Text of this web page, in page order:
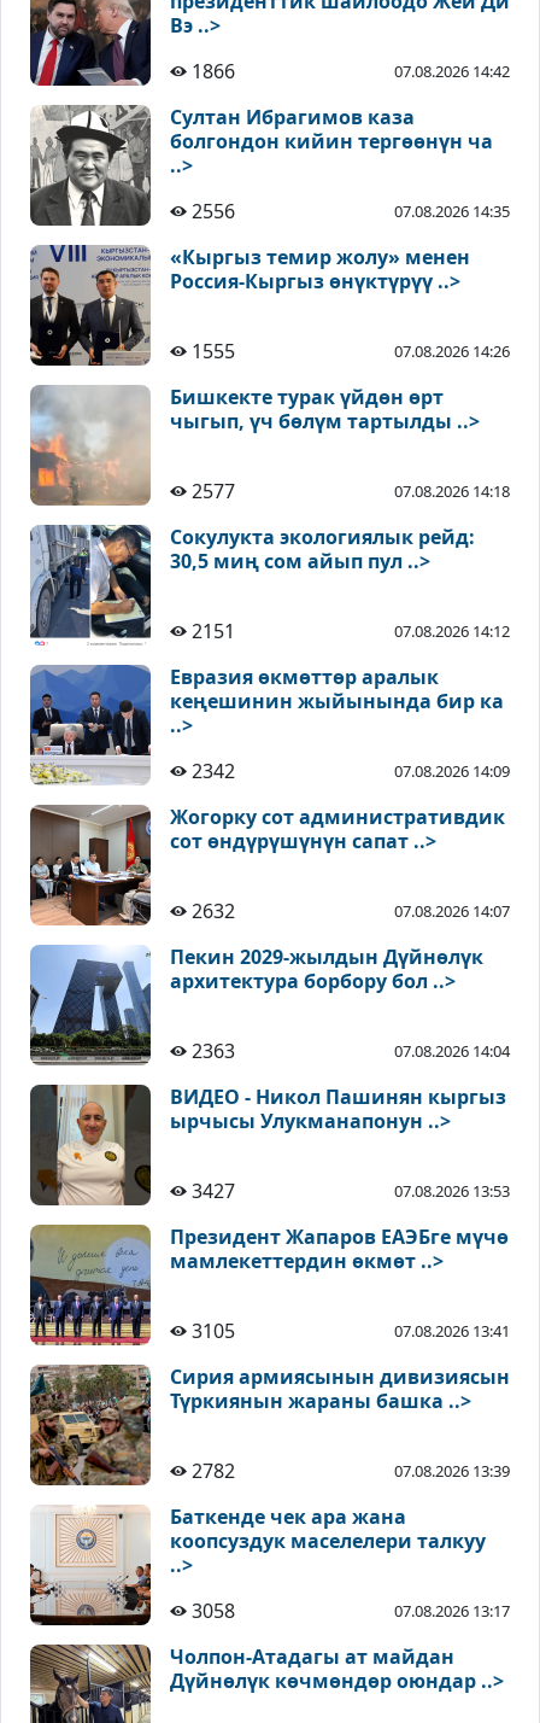
Вэ ..>
1866
07.08.2026 14:42
Султан Ибрагимов каза
болгондон кийин тергөөнүн ча
..>
2556
07.08.2026 14:35
«Кыргыз темир жолу» менен
Россия-Кыргыз өнүктүрүү ..>
1555 07.08.2026 14:26
Бишкекте турак үйдөн өрт
чыгып, үч бөлүм тартылды ..>
2577 07.08.2026 14:18
Сокулукта экологиялык рейд:
30,5 миң сом айып пул ..>
2151 07.08.2026 14:12
Евразия өкмөттөр аралык
кеңешинин жыйынында бир ка
..>
2342
07.08.2026 14:09
Жогорку сот административдик
сот өндүрүшүнүн сапат ..>
2632 07.08.2026 14:07
Пекин 2029-жылдын Дүйнөлүк
архитектура борбору бол ..>
2363 07.08.2026 14:04
ВИДЕО - Никол Пашинян кыргыз
ырчысы Улукманапонун ..>
3427 07.08.2026 13:53
Президент Жапаров ЕАЭБге мүчө
мамлекеттердин өкмөт ..>
3105 07.08.2026 13:41
Сирия армиясынын дивизиясын
Түркиянын жараны башка ..>
2782 07.08.2026 13:39
Баткенде чек ара жана
коопсуздук маселелери талкуу
..>
3058
07.08.2026 13:17
Чолпон-Атадагы ат майдан
Дүйнөлүк көчмөндөр оюндар ..>